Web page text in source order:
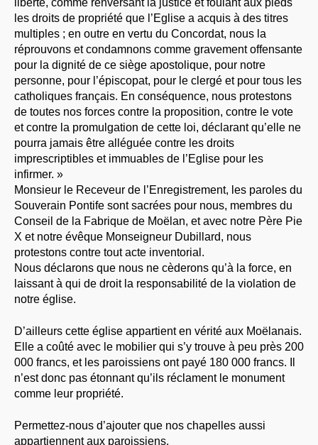
liberté, comme renversant la justice et foulant aux pieds
les droits de propriété que l’Eglise a acquis à des titres
multiples ; en outre en vertu du Concordat, nous la
réprouvons et condamnons comme gravement offensante
pour la dignité de ce siège apostolique, pour notre
personne, pour l’épiscopat, pour le clergé et pour tous les
catholiques français. En conséquence, nous protestons
de toutes nos forces contre la proposition, contre le vote
et contre la promulgation de cette loi, déclarant qu’elle ne
pourra jamais être alléguée contre les droits
imprescriptibles et immuables de l’Eglise pour les
infirmer. »
Monsieur le Receveur de l’Enregistrement, les paroles du
Souverain Pontife sont sacrées pour nous, membres du
Conseil de la Fabrique de Moëlan, et avec notre Père Pie
X et notre évêque Monseigneur Dubillard, nous
protestons contre tout acte inventorial.
Nous déclarons que nous ne cèderons qu’à la force, en
laissant à qui de droit la responsabilité de la violation de
notre église.
D’ailleurs cette église appartient en vérité aux Moëlanais.
Elle a coûté avec le mobilier qui s’y trouve à peu près 200
000 francs, et les paroissiens ont payé 180 000 francs. Il
n’est donc pas étonnant qu’ils réclament le monument
comme leur propriété.
Permettez-nous d’ajouter que nos chapelles aussi
appartiennent aux paroissiens.